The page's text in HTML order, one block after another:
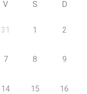
V S D
31 1 2
7 8 9
14 15 16